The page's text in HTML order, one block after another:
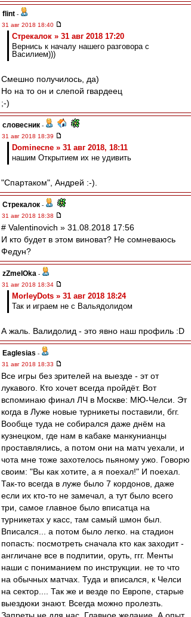
flint -
31 авг 2018 18:40
Стрекалок » 31 авг 2018 17:20
Вернись к началу нашего разговора с
Василием)))
Смешно получилось, да)
Но на то он и слепой гвардеец
;-)
словесник -
31 авг 2018 18:39
Dominecne » 31 авг 2018, 18:11
нашим Открытием их не удивить
"Спартаком", Андрей :-).
Стрекалок -
31 авг 2018 18:38
# Valentinovich » 31.08.2018 17:56
И кто будет в этом виноват? Не сомневаюсь
Федун?
zZmeIOka -
31 авг 2018 18:34
MorleyDots » 31 авг 2018 18:24
Так и играем не с Вальядолидом
А жаль. Валидолид - это явно наш профиль :D
Eaglesias -
31 авг 2018 18:33
Все игры без зрителей на выезде - эт от
лукавого. Кто хочет всегда пройдёт. Вот
вспоминаю финал ЛЧ в Москве: МЮ-Челси. Эт
когда в Луже новые турникеты поставили, бгг.
Вообще туда не собирался даже днём на
кузнецком, где нам в кабаке манкунианцы
проставлялись, а потом они на матч уехали, и
чота мне тоже захотелось пьяному ужо. Говорю
своим: "Вы как хотите, а я поехал!" И поехал.
Так-то всегда в луже было 7 кордонов, даже
если их кто-то не замечал, а тут было всего
три, самое главное было вписатца на
турникетах у касс, там самый шмон был.
Вписался... а потом было легко. на стадион
попасть: посмотреть сначала кто как заходит -
англичане все в подпитии, оруть, ггг. Менты
наши с пониманием по инструкции. не то что
на обычных матчах. Туда и вписался, к Челси
на сектор.... Так же и везде по Европе, старые
выездюки знают. Всегда можно пролезть.